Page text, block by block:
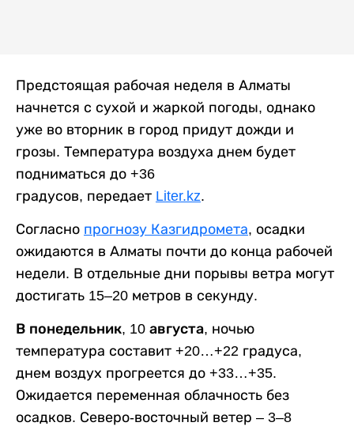
Предстоящая рабочая неделя в Алматы
начнется с сухой и жаркой погоды, однако
уже во вторник в город придут дожди и
грозы. Температура воздуха днем будет
подниматься до +36
градусов, передает Liter.kz.
Согласно прогнозу Казгидромета, осадки
ожидаются в Алматы почти до конца рабочей
недели. В отдельные дни порывы ветра могут
достигать 15–20 метров в секунду.
В понедельник, 10 августа, ночью
температура составит +20…+22 градуса,
днем воздух прогреется до +33…+35.
Ожидается переменная облачность без
осадков. Северо-восточный ветер – 3–8